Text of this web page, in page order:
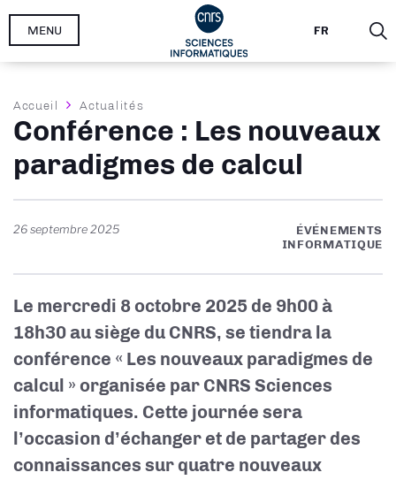
Aller
FR
MENU
Fil
d'Ariane
Accueil Actualités
Conférence : Les nouveaux
paradigmes de calcul
26 septembre 2025
ÉVÉNEMENTS
INFORMATIQUE
Le mercredi 8 octobre 2025 de 9h00 à
18h30 au siège du CNRS, se tiendra la
conférence « Les nouveaux paradigmes de
calcul » organisée par CNRS Sciences
informatiques. Cette journée sera
l’occasion d’échanger et de partager des
connaissances sur quatre nouveaux